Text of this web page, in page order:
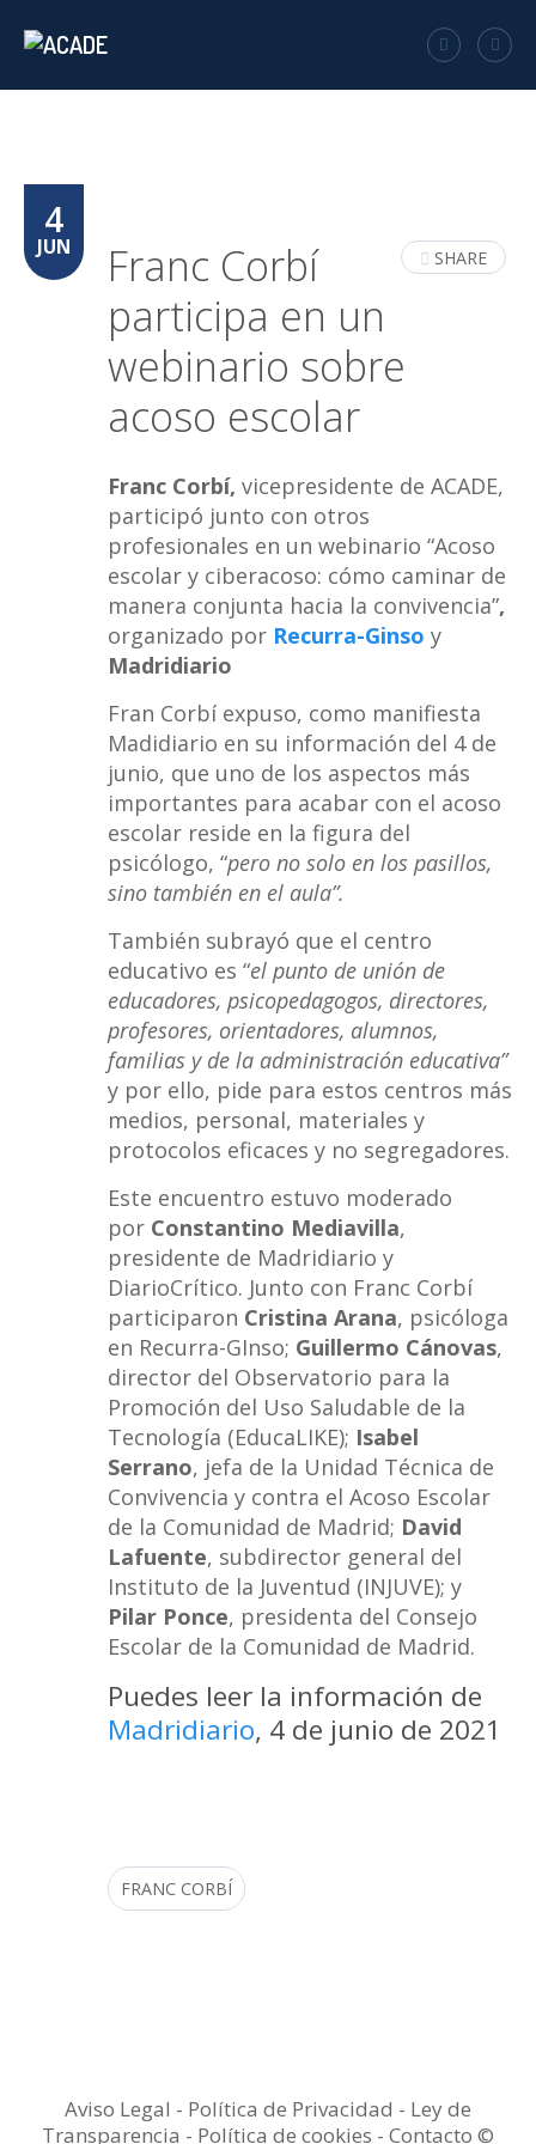
4
JUN SHARE
Franc Corbí
participa en un
webinario sobre
acoso escolar
Franc Corbí, vicepresidente de ACADE,
participó junto con otros
profesionales en un webinario “Acoso
escolar y ciberacoso: cómo caminar de
manera conjunta hacia la convivencia”,
organizado por Recurra-Ginso y
Madridiario
Fran Corbí expuso, como manifiesta
Madidiario en su información del 4 de
junio, que uno de los aspectos más
importantes para acabar con el acoso
escolar reside en la figura del
psicólogo, “pero no solo en los pasillos,
sino también en el aula”.
También subrayó que el centro
educativo es “el punto de unión de
educadores, psicopedagogos, directores,
profesores, orientadores, alumnos,
familias y de la administración educativa”
y por ello, pide para estos centros más
medios, personal, materiales y
protocolos eficaces y no segregadores.
Este encuentro estuvo moderado
por Constantino Mediavilla,
presidente de Madridiario y
DiarioCrítico. Junto con Franc Corbí
participaron Cristina Arana, psicóloga
en Recurra-GInso; Guillermo Cánovas,
director del Observatorio para la
Promoción del Uso Saludable de la
Tecnología (EducaLIKE); ​ Isabel
Serrano, jefa de la Unidad Técnica de
Convivencia y contra el Acoso Escolar
de la Comunidad de Madrid; David
Lafuente, subdirector general del
Instituto de la Juventud (INJUVE); y
Pilar Ponce, presidenta del Consejo
Escolar de la Comunidad de Madrid.
Puedes leer la información de
Madridiario, 4 de junio de 2021
FRANC CORBÍ
Aviso Legal - Política de Privacidad - Ley de
Transparencia - Política de cookies - Contacto ©